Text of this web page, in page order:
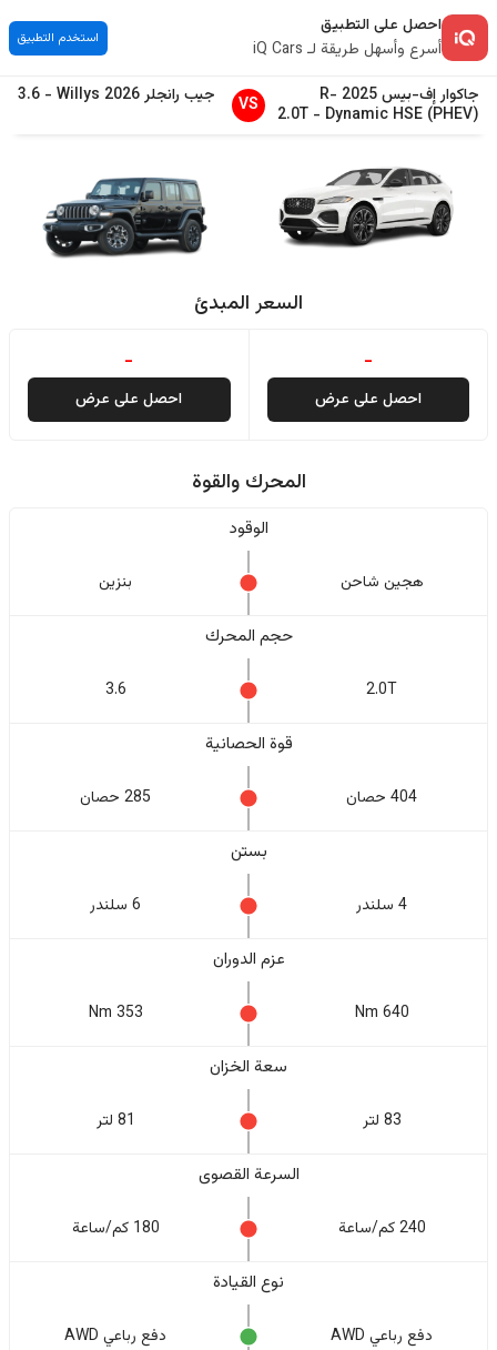
احصل على التطبيق
أسرع وأسهل طريقة لـ iQ Cars
استخدم التطبيق
جاكوارإف-بيس2025
R-
Dynamic HSE (PHEV)
-
2.0T
VS جيب رانجلر2026
Willys
-
3.6
السعر المبدئ
-
احصل على عرض
-
احصل على عرض
المحرك والقوة
الوقود
هجين شاحن بنزين
حجم المحرك
2.0T
3.6
قوة الحصانية
404 حصان 285 حصان
بستن
4 سلندر 6 سلندر
عزم الدوران
640 Nm
353 Nm
سعة الخزان
83 لتر 81 لتر
السرعة القصوى
240 كم/ساعة 180 كم/ساعة
نوع القيادة
دفع رباعي AWD دفع رباعي AWD